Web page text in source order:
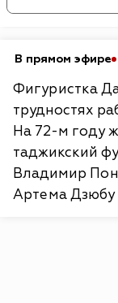
В прямом эфире
Фигуристка
трудностях
На 72-м году
таджикский
Владимир
Артема Дзюбу